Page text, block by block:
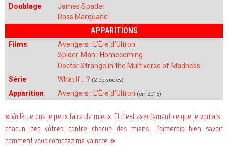
Doublage
James Spader
Ross Marquand
APPARITIONS
Films
Avengers : L'Ère d'Ultron
Spider-Man : Homecoming
Doctor Strange in the Multiverse of Madness
Série
What If... ? (2 épisodes)
Apparition Avengers : L'Ère d'Ultron (en 2015)
« Voilà ce que je peux faire de mieux. Et c'est exactement ce que je voulais :
chacun des vôtres contre chacun des miens. J'aimerais bien savoir
comment vous comptez me vaincre. »